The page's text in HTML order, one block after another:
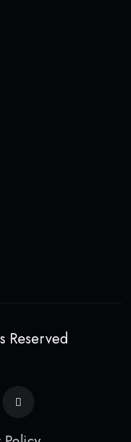
Reserved